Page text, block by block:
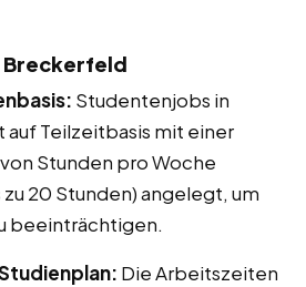
Breckerfeld
Studentenjobs in
Teilzeitbasis mit einer
Stunden pro Woche
20 Stunden) angelegt, um
beeinträchtigen.
Die Arbeitszeiten